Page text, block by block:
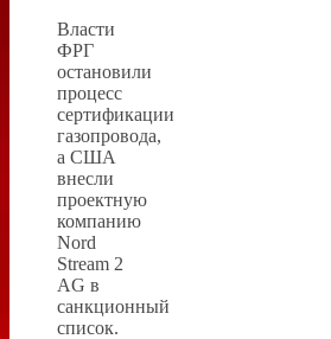
Власти
ФРГ
остановили
процесс
сертификации
газопровода,
а США
внесли
проектную
компанию
Nord
Stream 2
AG в
санкционный
список.